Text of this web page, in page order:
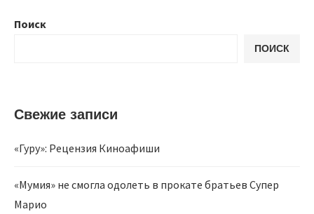
Поиск
ПОИСК
Свежие записи
«Гуру»: Рецензия Киноафиши
«Мумия» не смогла одолеть в прокате братьев Супер
Марио